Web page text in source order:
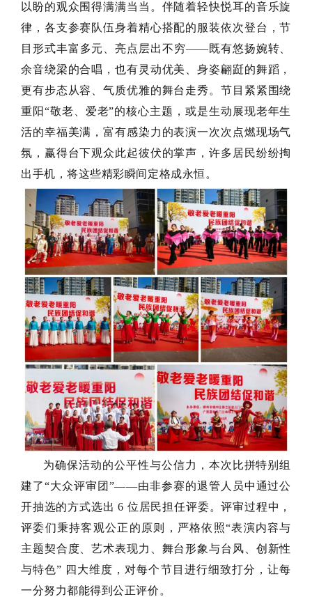
以盼的观众围得满满当当。伴随着轻快悦耳的音乐旋
律，各支参赛队伍身着精心搭配的服装依次登台，节
目形式丰富多元、亮点层出不穷——既有悠扬婉转、
余音绕梁的合唱，也有灵动优美、身姿翩跹的舞蹈，
更有步态从容、气质优雅的舞台走秀。节目紧紧围绕
重阳“敬老、爱老”的核心主题，或是生动展现老年生
活的幸福美满，富有感染力的表演一次次点燃现场气
氛，赢得台下观众此起彼伏的掌声，许多居民纷纷掏
出手机，将这些精彩瞬间定格成永恒。
为确保活动的公平性与公信力，本次比拼特别组
建了“大众评审团”——由非参赛的退管人员中通过公
开抽选的方式选出 6 位居民担任评委。评审过程中，
评委们秉持客观公正的原则，严格依照“表演内容与
主题契合度、艺术表现力、舞台形象与台风、创新性
与特色” 四大维度，对每个节目进行细致打分，让每
一分努力都能得到公正评价。